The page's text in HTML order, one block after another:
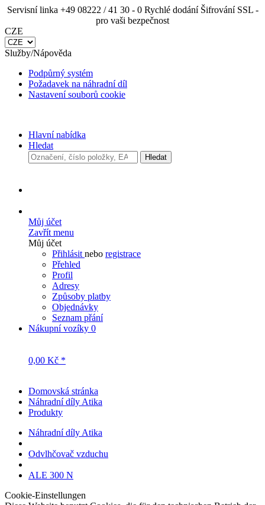
Servisní linka +49 08222 / 41 30 - 0
Rychlé dodání
Šifrování SSL - pro vaši bezpečnost
CZE
Služby/Nápověda
Podpůrný systém
Požadavek na náhradní díl
Nastavení souborů cookie
Hlavní nabídka
Hledat
Zavřít menu
Můj účet
Přihlásit
Přehled
Profil
Adresy
Způsoby platby
Objednávky
Seznam přání
Nákupní vozíky0
Náhradní díly Atika
Produkty
Náhradní díly Atika
Odvlhčovač vzduchu
ALE 300 N
Cookie-Einstellungen
Website erforderlich sind und stets gesetzt werden. Andere Cookies,